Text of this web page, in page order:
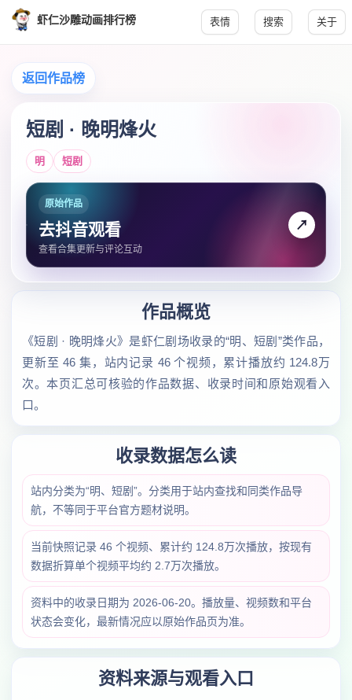
虾仁沙雕动画排行榜 表情 搜索 关于
返回作品榜
短剧 · 晚明烽火
明 短剧
原始作品
去抖音观看
查看合集更新与评论互动
↗
作品概览
《短剧 · 晚明烽火》是虾仁剧场收录的“明、短剧”类作品，
更新至 46 集，站内记录 46 个视频，累计播放约 124.8万
次。本页汇总可核验的作品数据、收录时间和原始观看入
口。
收录数据怎么读
站内分类为“明、短剧”。分类用于站内查找和同类作品导
航，不等同于平台官方题材说明。
当前快照记录 46 个视频、累计约 124.8万次播放，按现有
数据折算单个视频平均约 2.7万次播放。
资料中的收录日期为 2026-06-20。播放量、视频数和平台
状态会变化，最新情况应以原始作品页为准。
资料来源与观看入口